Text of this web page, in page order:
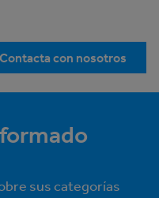
Contacta con nosotros
sus categorías